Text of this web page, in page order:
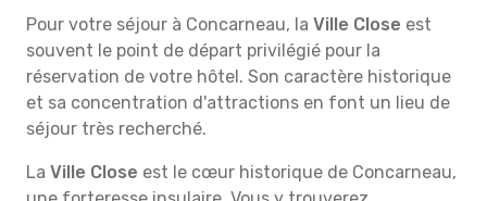
Pour votre séjour à Concarneau, la Ville Close est
souvent le point de départ privilégié pour la
réservation de votre hôtel. Son caractère historique
et sa concentration d'attractions en font un lieu de
séjour très recherché.
La Ville Close est le cœur historique de Concarneau,